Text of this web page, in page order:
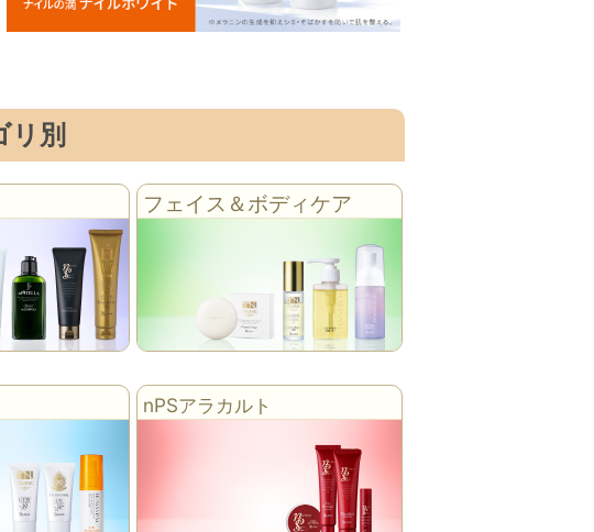
リ別
フェイス＆ボディケア
nPSアラカルト